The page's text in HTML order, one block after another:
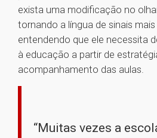
exista uma modificação no
tornando a língua de sinais
entendendo que ele necessita
à educação a partir de
acompanhamento das aulas.
“Muitas vezes a